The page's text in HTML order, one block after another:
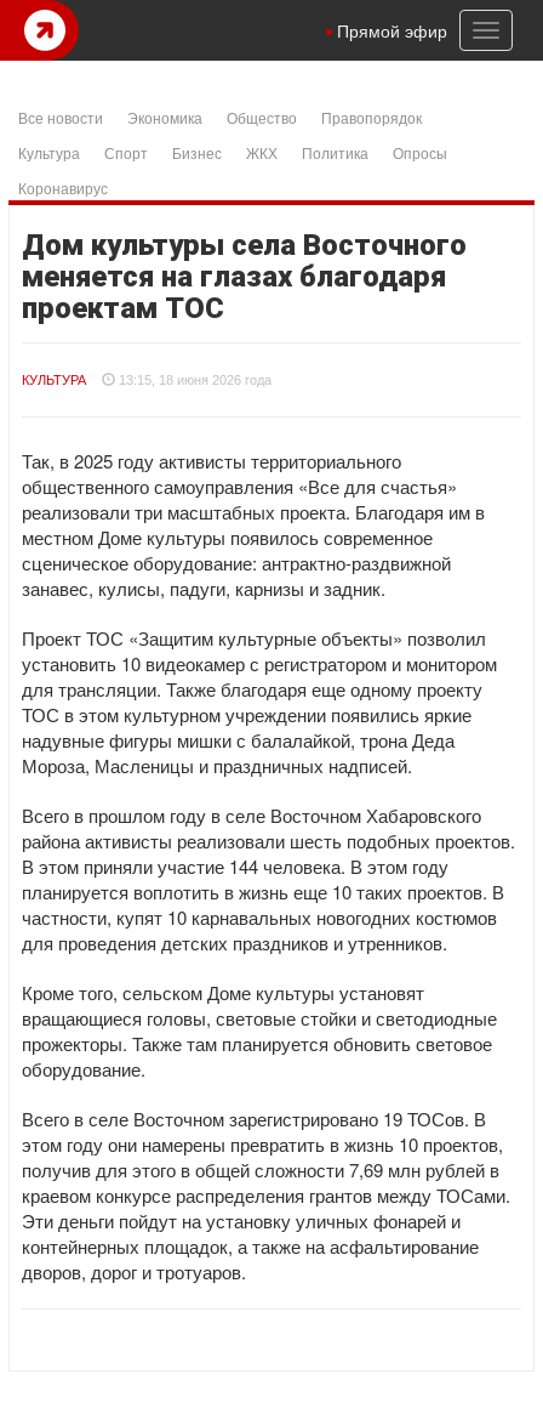
Toggle
Прямой эфир
Все новости Экономика Общество
Правопорядок
Культура
Спорт Бизнес ЖКХ Политика
Опросы
Коронавирус
Дом культуры села Восточного
меняется на глазах благодаря
проектам ТОС
КУЛЬТУРА 13:15, 18 июня 2026 года
Так, в 2025 году активисты территориального
общественного самоуправления «Все для счастья»
реализовали три масштабных проекта. Благодаря им в
местном Доме культуры появилось современное
сценическое оборудование: антрактно-раздвижной
занавес, кулисы, падуги, карнизы и задник.
Проект ТОС «Защитим культурные объекты» позволил
установить 10 видеокамер с регистратором и монитором
для трансляции. Также благодаря еще одному проекту
ТОС в этом культурном учреждении появились яркие
надувные фигуры мишки с балалайкой, трона Деда
Мороза, Масленицы и праздничных надписей.
Всего в прошлом году в селе Восточном Хабаровского
района активисты реализовали шесть подобных проектов.
В этом приняли участие 144 человека. В этом году
планируется воплотить в жизнь еще 10 таких проектов. В
частности, купят 10 карнавальных новогодних костюмов
для проведения детских праздников и утренников.
Кроме того, сельском Доме культуры установят
вращающиеся головы, световые стойки и светодиодные
прожекторы. Также там планируется обновить световое
оборудование.
Всего в селе Восточном зарегистрировано 19 ТОСов. В
этом году они намерены превратить в жизнь 10 проектов,
получив для этого в общей сложности 7,69 млн рублей в
краевом конкурсе распределения грантов между ТОСами.
Эти деньги пойдут на установку уличных фонарей и
контейнерных площадок, а также на асфальтирование
дворов, дорог и тротуаров.